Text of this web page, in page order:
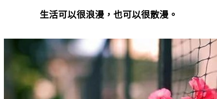
生活可以很浪漫，也可以很散漫。